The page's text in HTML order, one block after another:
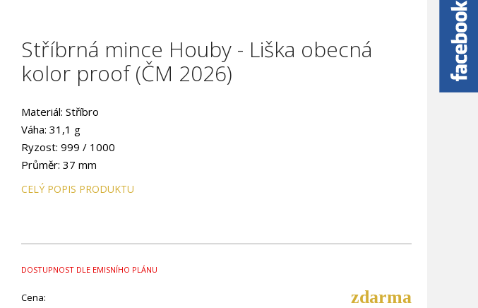
Stříbrná mince Houby - Liška obecná
kolor proof (ČM 2026)
Materiál: Stříbro
Váha: 31,1 g
Ryzost: 999 / 1000
Průměr: 37 mm
CELÝ POPIS PRODUKTU
DOSTUPNOST DLE EMISNÍHO PLÁNU
Cena: zdarma